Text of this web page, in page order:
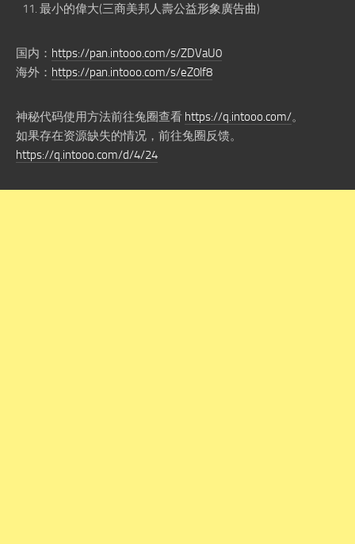
最小的偉大(三商美邦人壽公益形象廣告曲)
国内： https://pan.intooo.com/s/ZDVaU0
海外： https://pan.intooo.com/s/eZ0lf8
神秘代码使用方法前往兔圈查看 https://q.intooo.com/。
如果存在资源缺失的情况，前往兔圈反馈。
https://q.intooo.com/d/4/24